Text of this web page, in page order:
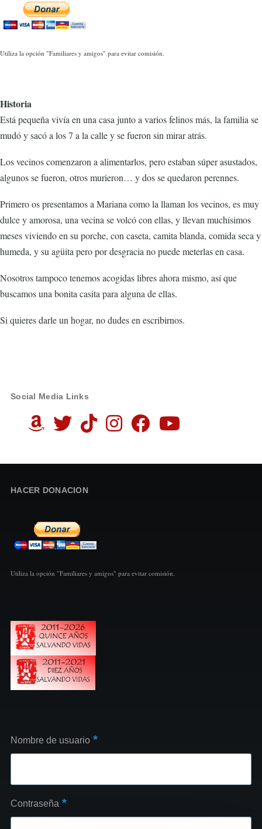
Utiliza la opción "Familiares y amigos" para evitar comisión.
Historia
Está pequeña vivía en una casa junto a varios felinos más, la familia se
mudó y sacó a los 7 a la calle y se fueron sin mirar atrás.
Los vecinos comenzaron a alimentarlos, pero estaban súper asustados,
algunos se fueron, otros murieron… y dos se quedaron perennes.
Primero os presentamos a Mariana como la llaman los vecinos, es muy
dulce y amorosa, una vecina se volcó con ellas, y llevan muchísimos
meses viviendo en su porche, con caseta, camita blanda, comida seca y
humeda, y su agüita pero por desgracia no puede meterlas en casa.
Nosotros tampoco tenemos acogidas libres ahora mismo, así que
buscamos una bonita casita para alguna de ellas.
Si quieres darle un hogar, no dudes en escribirnos.
Social Media Links
HACER DONACION
Utiliza la opción "Familiares y amigos" para evitar comisión.
Nombre de usuario
Contraseña